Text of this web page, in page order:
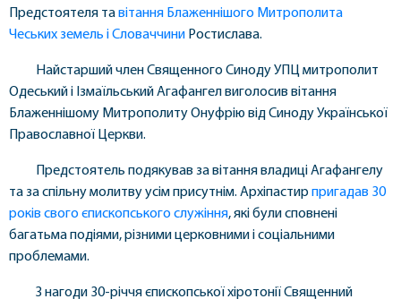
Предстоятеля тавітання Блаженнішого Митрополита
Чеських земель і Словаччини Ростислава.
Найстарший член Священного Синоду УПЦ митрополит
Одеський і Ізмаїльський Агафангел виголосив вітання
Блаженнішому Митрополиту Онуфрію від Синоду Української
Православної Церкви.
Предстоятель подякував за вітання владиці Агафангелу
та за спільну молитву усім присутнім. Архіпастир пригадав 30
років свого єпископського служіння, які були сповнені
багатьма подіями, різними церковними і соціальними
проблемами.
З нагоди 30-річчя єпископської хіротонії Священний